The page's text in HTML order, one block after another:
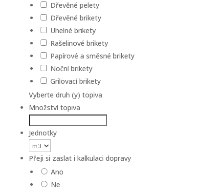
Dřevěné pelety
Dřevěné brikety
Uhelné brikety
Rašelinové brikety
Papírové a směsné brikety
Noční brikety
Grilovací brikety
Vyberte druh (y) topiva
Množství topiva
Jednotky
Přeji si zaslat i kalkulaci dopravy
Ano
Ne